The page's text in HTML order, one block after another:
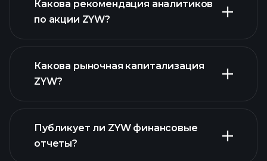
ZYW графике
Какова рекомендация аналитиков
по акции ZYW?
Какова рыночная капитализация
ZYW?
Публикует ли ZYW финансовые
отчеты?